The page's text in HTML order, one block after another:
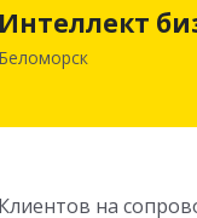
на